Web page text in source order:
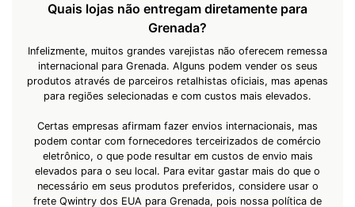
Quais lojas não entregam diretamente para
Grenada?
Infelizmente, muitos grandes varejistas não oferecem remessa
internacional para Grenada. Alguns podem vender os seus
produtos através de parceiros retalhistas oficiais, mas apenas
para regiões selecionadas e com custos mais elevados.
Certas empresas afirmam fazer envios internacionais, mas
podem contar com fornecedores terceirizados de comércio
eletrônico, o que pode resultar em custos de envio mais
elevados para o seu local. Para evitar gastar mais do que o
necessário em seus produtos preferidos, considere usar o
frete Qwintry dos EUA para Grenada, pois nossa política de